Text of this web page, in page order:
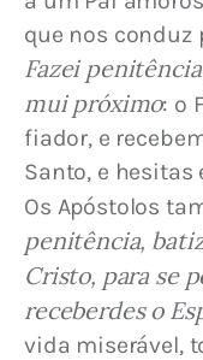
que nos conduz
Fazei
mui próximo: o
fiador, e
Santo, e
Os Apóstolos
penitência,
Cristo, para se
receberdes o
vida miserável,